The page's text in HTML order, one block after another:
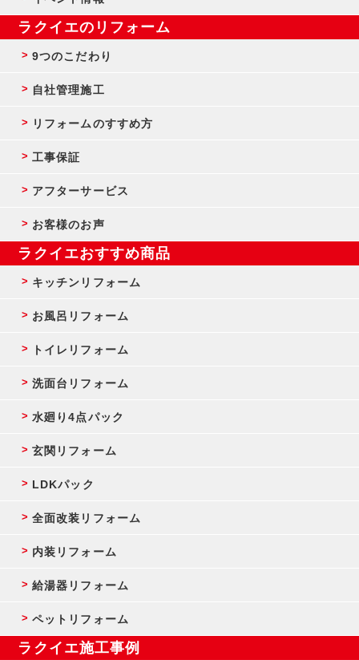
ラクイエのリフォーム
9つのこだわり
自社管理施工
リフォームのすすめ方
工事保証
アフターサービス
お客様のお声
ラクイエおすすめ商品
キッチンリフォーム
お風呂リフォーム
トイレリフォーム
洗面台リフォーム
水廻り4点パック
玄関リフォーム
LDKパック
全面改装リフォーム
内装リフォーム
給湯器リフォーム
ペットリフォーム
ラクイエ施工事例